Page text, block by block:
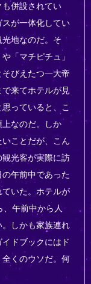
併設されてい
が一体化してい
地なのだ。そ
「マチピチュ」
びえたつ一大帝
来てホテルが見
っていると、こ
なのだ。しか
ことだが、こん
光客が実際に訪
午前中であった
いた。ホテルが
、午前中から人
しかも家族連れ
ドブックにはド
くのウソだ。何